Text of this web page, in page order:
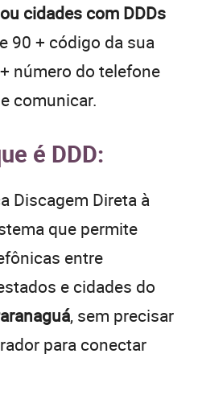
cidades com DDDs
90 + código da sua
número do telefone
comunicar.
é DDD:
Discagem Direta à
que permite
entre
e cidades do
, sem precisar
para conectar